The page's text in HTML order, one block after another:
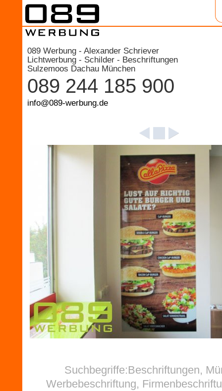
089 Werbung - Alexander Schriever
Lichtwerbung - Schilder - Beschriftungen
Sulzemoos Dachau München
089 244 185 900
info@089-werbung.de
Suchbegriffe:Beschriftungen,
Werbebeschriftung,